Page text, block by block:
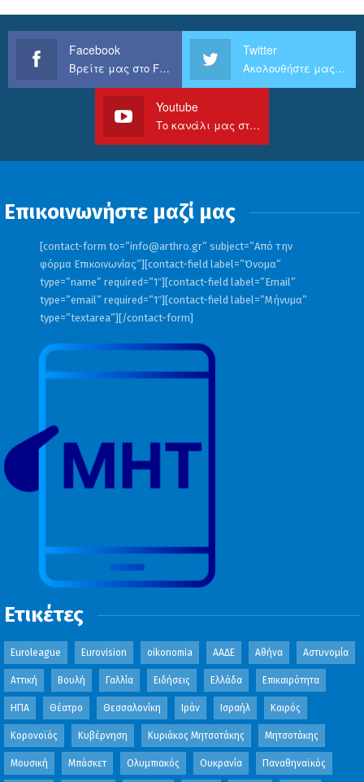
Facebook
Βρείτε μας στο Facebook
Twitter
Ακολουθήστε μας στο Twitter
Youtube
Το κανάλι μας στο Youtube
Επικοινωνήστε μαζί μας
[contact-form to=”info@arthro.gr” subject=”Από την
φόρμα Επικοινωνίας”][contact-field label=”Όνομα”
type=”name” required=”1″][contact-field label=”Email”
type=”email” required=”1″][contact-field label=”Μήνυμα”
type=”textarea”][/contact-form]
Ετικέτες
Euroleague Eurovision oikonomia ΑΑΔΕ Αθήνα Αστυνομία
Αττική Βουλή Γαλλία Ειδήσεις Ελλάδα Επικαιρότητα
ΗΠΑ Θέατρο Θεσσαλονίκη Ιράν Ισραήλ Καιρός
Κορονοϊός Κυβέρνηση Κυριάκος Μητσοτάκης Μητσοτάκης
Μουσική Μπάσκετ Ολυμπιακός Ουκρανία Παναθηναϊκός